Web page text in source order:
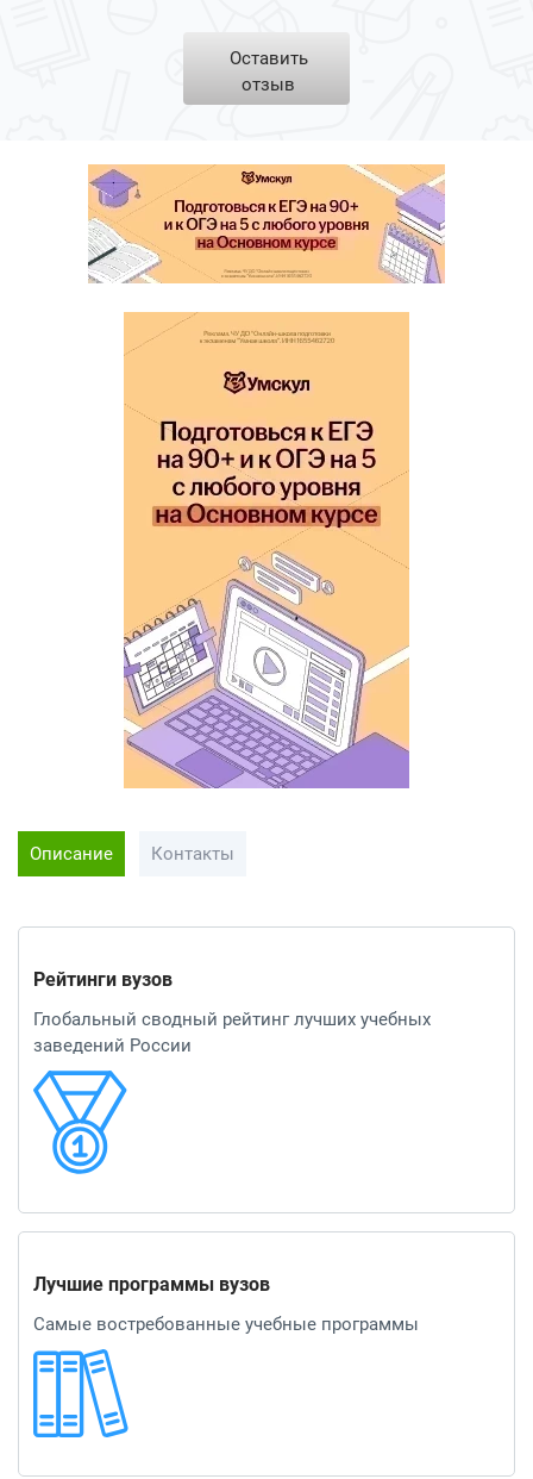
Оставить
отзыв
Описание Контакты
Рейтинги вузов
Глобальный сводный рейтинг лучших учебных
заведений России
Лучшие программы вузов
Самые востребованные учебные программы